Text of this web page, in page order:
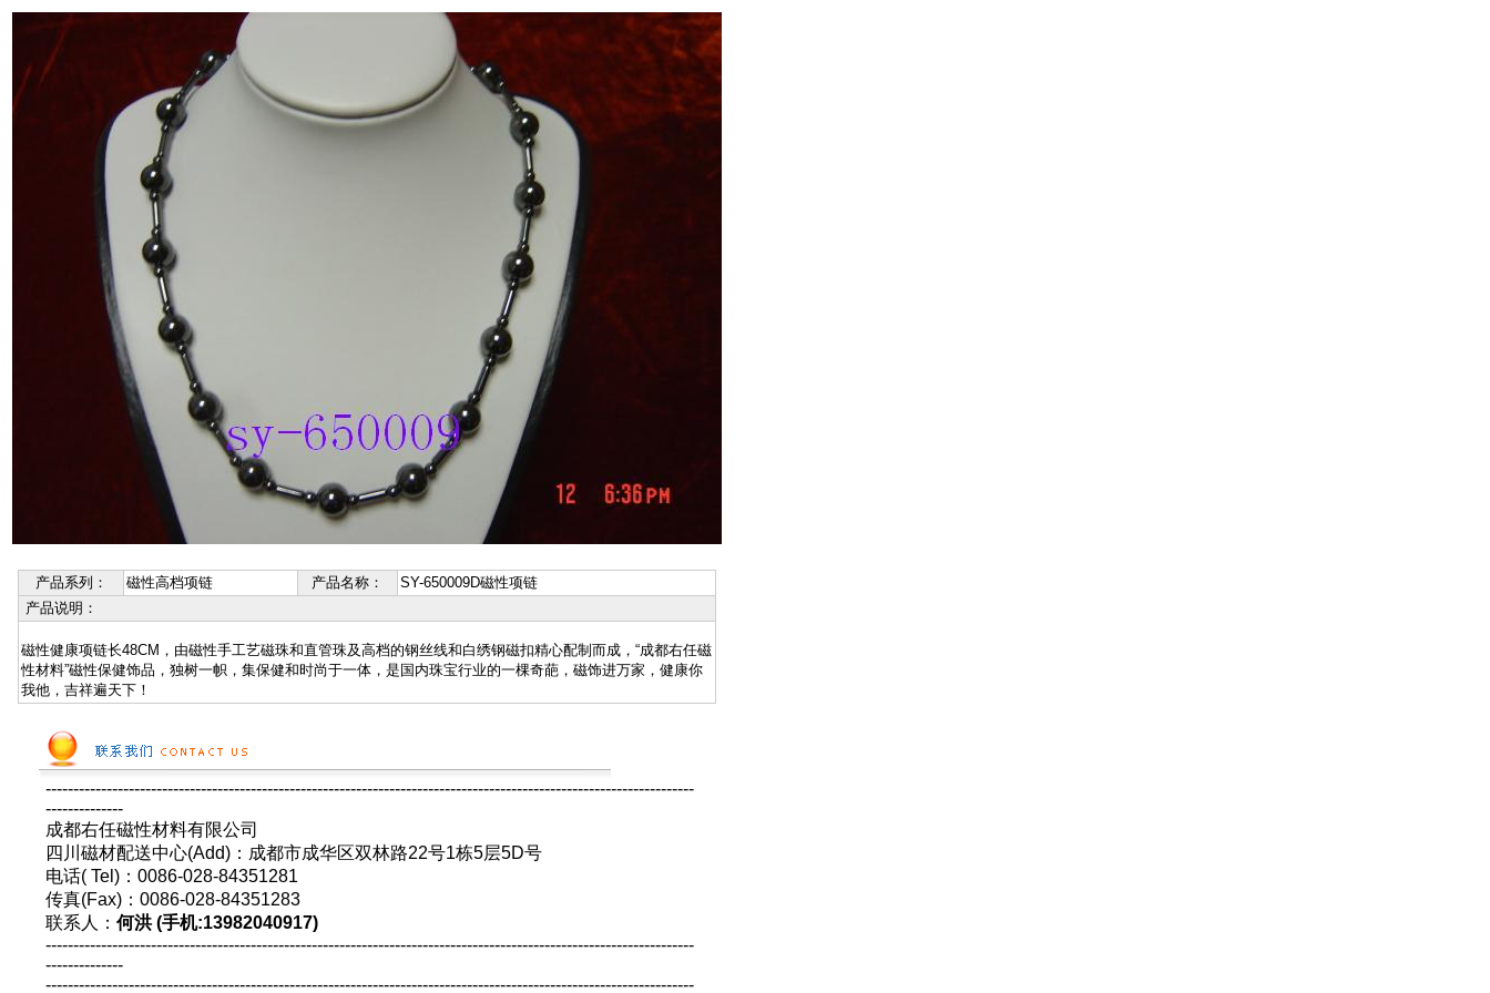
产品系列： 磁性高档项链 产品名称：
SY-650009D磁性项链
产品说明：
磁性健康项链长48CM，由磁性手工艺磁珠和直管珠及高档的钢丝线和白绣钢磁扣精心配制而成，“成都右任磁
性材料”磁性保健饰品，独树一帜，集保健和时尚于一体，是国内珠宝行业的一棵奇葩，磁饰进万家，健康你
我他，吉祥遍天下！
---------------------------------------------------------------------------------------------------------------------
--------------
成都右任磁性材料有限公司
四川磁材配送中心(Add)：成都市成华区双林路22号1栋5层5D号
电话( Tel)：0086-028-84351281
传真(Fax)：0086-028-84351283
联系人： 何洪 (手机:13982040917)
---------------------------------------------------------------------------------------------------------------------
--------------
---------------------------------------------------------------------------------------------------------------------